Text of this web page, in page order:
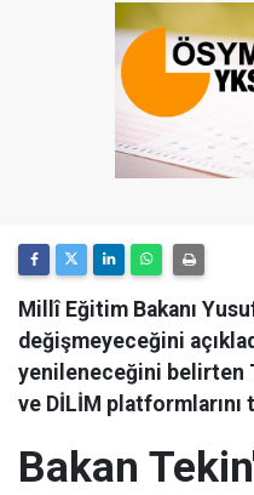
Millî Eğitim Bakanı
değişmeyeceğini
yenileneceğini belirten
ve DİLİM
Bakan